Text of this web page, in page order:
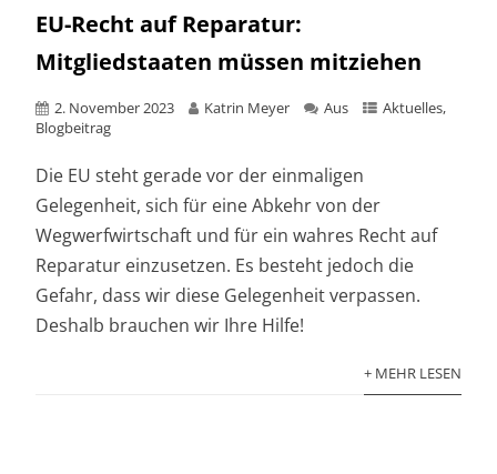
EU-Recht auf Reparatur:
Mitgliedstaaten müssen mitziehen
2. November 2023 Katrin Meyer Aus Aktuelles,
Blogbeitrag
Die EU steht gerade vor der einmaligen
Gelegenheit, sich für eine Abkehr von der
Wegwerfwirtschaft und für ein wahres Recht auf
Reparatur einzusetzen. Es besteht jedoch die
Gefahr, dass wir diese Gelegenheit verpassen.
Deshalb brauchen wir Ihre Hilfe!
+ MEHR LESEN